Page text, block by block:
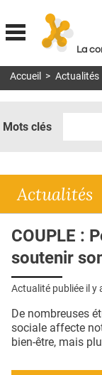
La
MON COMPTE
DOSSIERS
RÉSEAUX
E-REVUE SAD
QUI SOMMES-NOUS ?
Accueil > Actualités
Mots clés
Actualités
COUPLE :
soutenir
Actualité publiée il y
De nombreuses
sociale affecte
bien-être, mais